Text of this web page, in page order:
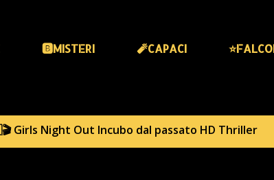
🅱️MISTERI 🧨CAPACI
Girls Night Out Incubo dal passato HD Thriller